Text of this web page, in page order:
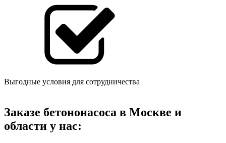
Выгодные условия для сотрудничества
Заказе бетононасоса в Москве и
области у нас: